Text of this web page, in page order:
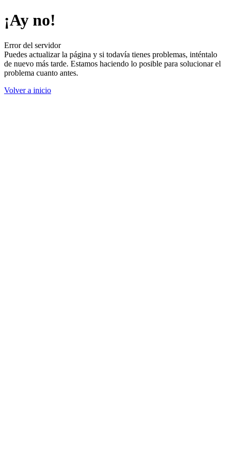
¡Ay no!
Error del servidor
Puedes actualizar la página y si todavía tienes problemas, inténtalo
de nuevo más tarde. Estamos haciendo lo posible para solucionar el
problema cuanto antes.
Volver a inicio